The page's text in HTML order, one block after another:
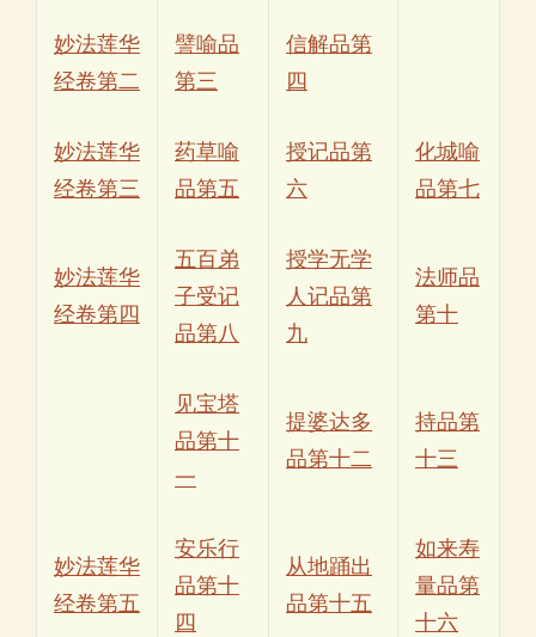
妙法莲华
经卷第二
譬喻品
第三
信解品第
四
妙法莲华
经卷第三
药草喻
品第五
授记品第
六
化城喻
品第七
妙法莲华
经卷第四
五百弟
子受记
品第八
授学无学
人记品第
九
法师品
第十
见宝塔
品第十
一
提婆达多
品第十二
持品第
十三
妙法莲华
经卷第五
安乐行
品第十
四
从地踊出
品第十五
如来寿
量品第
十六